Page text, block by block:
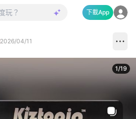
下載App
2026/04/11
1/19